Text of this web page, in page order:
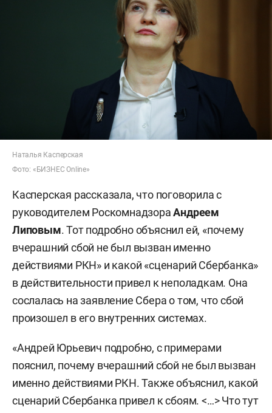
Наталья Касперская
Фото: «БИЗНЕС Online»
Касперская рассказала, что поговорила с
руководителем РоскомнадзораАндреем
Липовым. Тот подробно объяснил ей, «почему
вчерашний сбой не был вызван именно
действиями РКН» и какой «сценарий Сбербанка»
в действительности привел к неполадкам. Она
сослалась на заявление Сбера о том, что сбой
произошел в его внутренних системах.
«Андрей Юрьевич подробно, с примерами
пояснил, почему вчерашний сбой не был вызван
именно действиями РКН. Также объяснил, какой
сценарий Сбербанка привел к сбоям. <…> Что тут